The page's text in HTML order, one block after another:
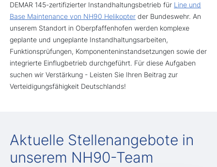
DEMAR 145-zertifizierter Instandhaltungsbetrieb für Line und
Base Maintenance von NH90 Helikopter der Bundeswehr. An
unserem Standort in Oberpfaffenhofen werden komplexe
geplante und ungeplante Instandhaltungsarbeiten,
Funktionsprüfungen, Komponenteninstandsetzungen sowie der
integrierte Einflugbetrieb durchgeführt. Für diese Aufgaben
suchen wir Verstärkung - Leisten Sie Ihren Beitrag zur
Verteidigungsfähigkeit Deutschlands!
Aktuelle Stellenangebote in
unserem NH90-Team